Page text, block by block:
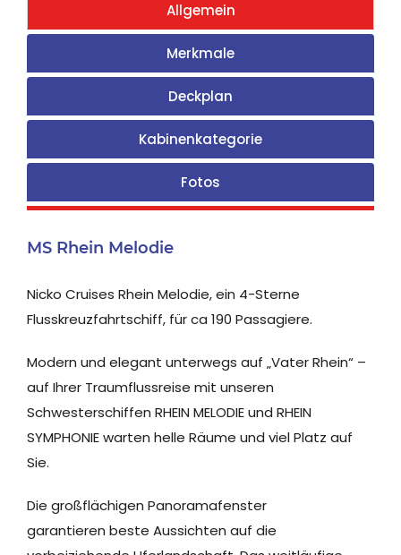
Allgemein
Merkmale
Deckplan
Kabinenkategorie
Fotos
MS Rhein Melodie
Nicko Cruises Rhein Melodie, ein 4-Sterne
Flusskreuzfahrtschiff, für ca 190 Passagiere.
Modern und elegant unterwegs auf „Vater Rhein“ –
auf Ihrer Traumflussreise mit unseren
Schwesterschiffen RHEIN MELODIE und RHEIN
SYMPHONIE warten helle Räume und viel Platz auf
Sie.
Die großflächigen Panoramafenster
garantieren beste Aussichten auf die